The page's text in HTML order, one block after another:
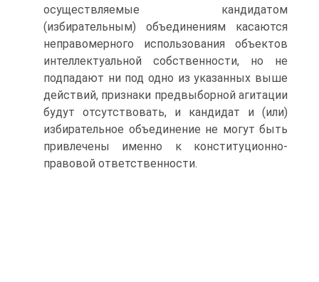
осуществляемые кандидатом
(избирательным) объединениям касаются
неправомерного использования объектов
интеллектуальной собственности, но не
подпадают ни под одно из указанных выше
действий, признаки предвыборной агитации
будут отсутствовать, и кандидат и (или)
избирательное объединение не могут быть
привлечены именно к конституционно-
правовой ответственности.